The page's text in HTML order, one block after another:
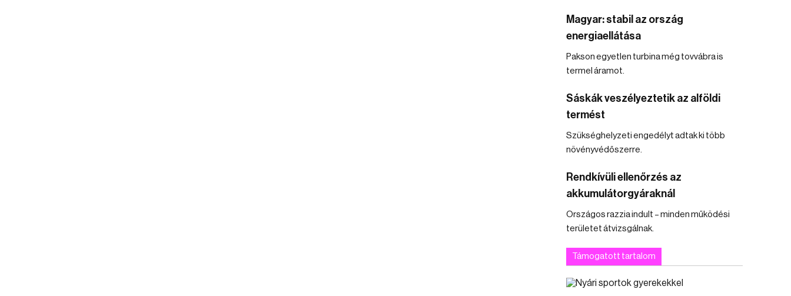
Magyar: stabil az ország
energiaellátása
Pakson egyetlen turbina még tovvábra is
termel áramot.
Sáskák veszélyeztetik az alföldi
termést
Szükséghelyzeti engedélyt adtak ki több
növényvédőszerre.
Rendkívüli ellenőrzés az
akkumulátorgyáraknál
Országos razzia indult – minden működési
területet átvizsgálnak.
Támogatott tartalom